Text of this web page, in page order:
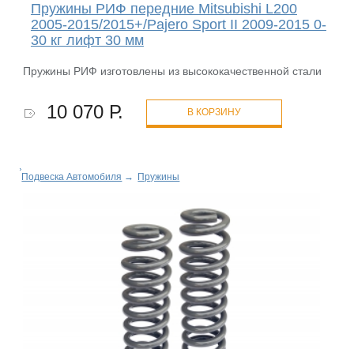
Пружины РИФ передние Mitsubishi L200
2005-2015/2015+/Pajero Sport II 2009-2015 0-
30 кг лифт 30 мм
Пружины РИФ изготовлены из высококачественной стали
10 070 Р. В КОРЗИНУ
Подвеска Автомобиля → Пружины